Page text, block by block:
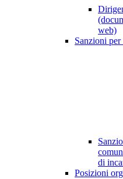
web)
Sanzioni
di
Posizioni